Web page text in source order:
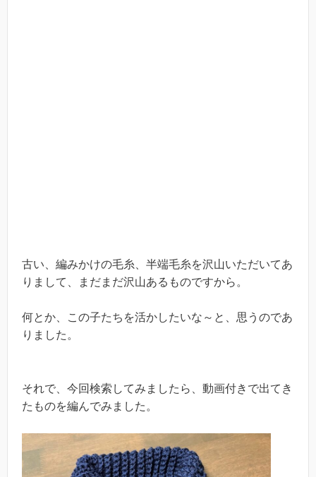
古い、編みかけの毛糸、半端毛糸を沢山いただいてあ
りまして、まだまだ沢山あるものですから。
何とか、この子たちを活かしたいな～と、思うのであ
りました。
それで、今回検索してみましたら、動画付きで出てき
たものを編んでみました。